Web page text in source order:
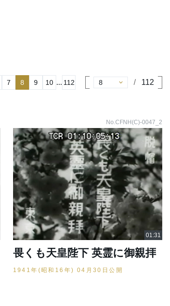
7 8 9 10 ... 112 112
No.CFNH(C)-0047_2
畏くも天皇陛下 英霊に御親拝
1941年(昭和16年) 04月30日公開